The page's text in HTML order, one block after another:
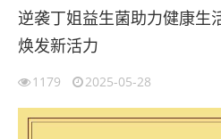
逆袭丁姐益生菌助力健康生
焕发新活力
1179 2025-05-28